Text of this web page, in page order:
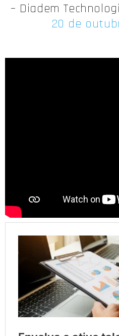
– Diadem
20 de